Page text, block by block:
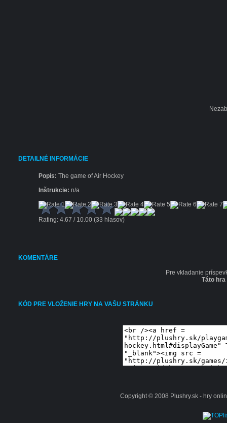
DETAILNÉ INFORMÁCIE
Popis: The game of Air Hockey
Inštrukcie: n/a
Rating: 4.67 / 10.00 (33 hlasov)
KOMENTÁRE
Pre vkladanie
Táto
KÓD PRE VLOŽENIE HRY NA VAŠU STRÁNKU
Copyright © 2008 Plushry.sk - hry